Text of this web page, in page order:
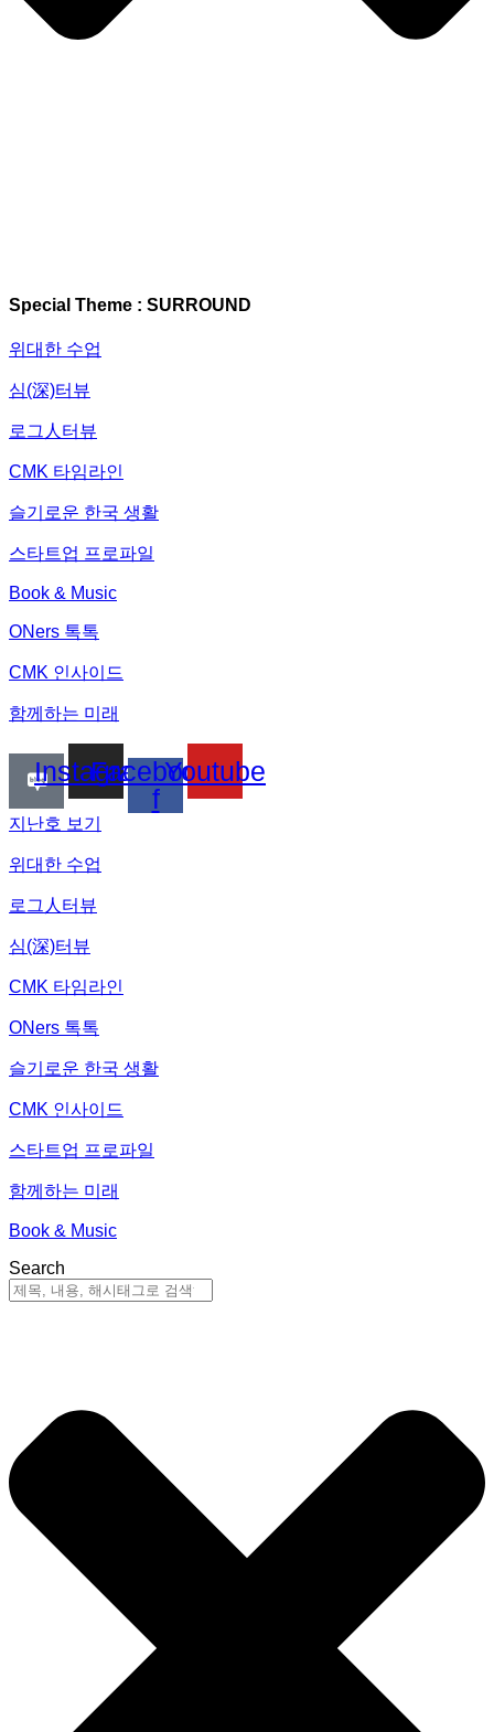
Special Theme : SURROUND
위대한 수업
심(深)터뷰
로그人터뷰
CMK 타임라인
슬기로운 한국 생활
스타트업 프로파일
Book & Music
ONers 톡톡
CMK 인사이드
함께하는 미래
Instagram
Facebook-
f
Youtube
지난호 보기
위대한 수업
로그人터뷰
심(深)터뷰
CMK 타임라인
ONers 톡톡
슬기로운 한국 생활
CMK 인사이드
스타트업 프로파일
함께하는 미래
Book & Music
Search